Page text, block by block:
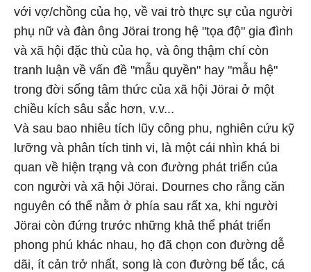
với vợ/chồng của họ, về vai trò thực sự của người
phụ nữ và đàn ông Jörai trong hệ "tọa độ" gia đình
và xã hội đặc thù của họ, và ông thậm chí còn
tranh luận về vấn đề "mẫu quyền" hay "mẫu hệ"
trong đời sống tâm thức của xã hội Jörai ở một
chiều kích sâu sắc hơn, v.v...
Và sau bao nhiêu tích lũy công phu, nghiên cứu kỹ
lưỡng và phân tích tinh vi, là một cái nhìn khá bi
quan về hiện trạng và con đường phát triển của
con người và xã hội Jörai. Dournes cho rằng căn
nguyên có thể nằm ở phía sau rất xa, khi người
Jörai còn đứng trước những khả thể phát triển
phong phú khác nhau, họ đã chọn con đường dễ
dãi, ít cản trở nhất, song là con đường bế tắc, cá